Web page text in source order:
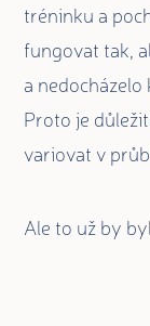
tréninku a
fungovat tak,
a nedocházelo
Proto je
variovat v
Ale to už by